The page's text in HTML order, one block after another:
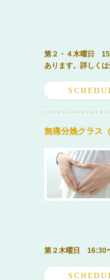
第２・４木曜日
あります。詳しく
無痛分娩クラス
第２木曜日 16:30